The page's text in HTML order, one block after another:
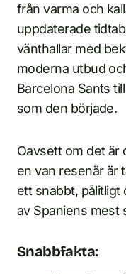
från varma och
uppdaterade
vänthallar med
moderna utbud
Barcelona Sants
som den började.
Oavsett om det är
en van resenär är
ett snabbt, pålitligt
av Spaniens mest
Snabbfakta: